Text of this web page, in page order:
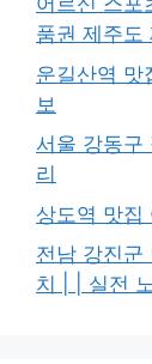
품권 제주도
운길산역 맛
보
서울 강동구
리
상도역 맛집
전남 강진군
치 | | 실전